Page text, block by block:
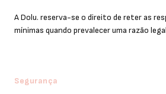
A Dolu. reserva-se o direito de reter as
mínimas quando prevalecer uma razão
Segurança